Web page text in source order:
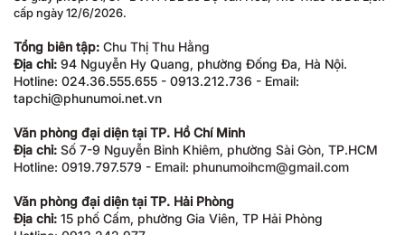
cấp ngày 12/6/2026.
Tổng biên tập: Chu Thị Thu Hằng
Địa chỉ: 94 Nguyễn Hy Quang, phường Đống Đa, Hà Nội.
Hotline: 024.36.555.655 - 0913.212.736 - Email:
tapchi@phunumoi.net.vn
Văn phòng đại diện tại TP. Hồ Chí Minh
Địa chỉ: Số 7-9 Nguyễn Bỉnh Khiêm, phường Sài Gòn, TP.HCM
Hotline: 0919.797.579 - Email: phunumoihcm@gmail.com
Văn phòng đại diện tại TP. Hải Phòng
Địa chỉ: 15 phố Cấm, phường Gia Viên, TP Hải Phòng